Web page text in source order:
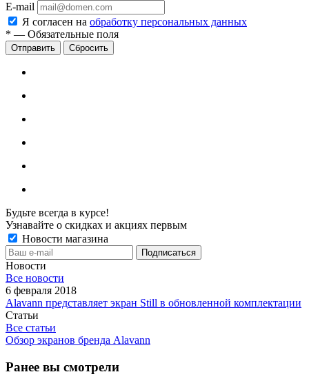
E-mail
Я согласен на обработку персональных данных
* — Обязательные поля
Сбросить
Будьте всегда в курсе!
Узнавайте о скидках и акциях первым
Новости магазина
Новости
Все новости
6 февраля 2018
Alavann представляет экран Still в обновленной комплектации
Статьи
Все статьи
Обзор экранов бренда Alavann
Ранее вы смотрели